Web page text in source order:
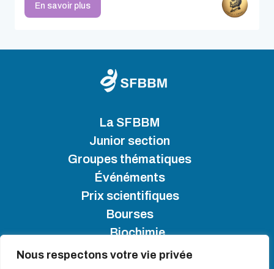
Nous respectons votre vie privée
En savoir plus
La SFBBM
Junior section
Groupes thématiques
Événéments
Prix scientifiques
Bourses
Biochimie